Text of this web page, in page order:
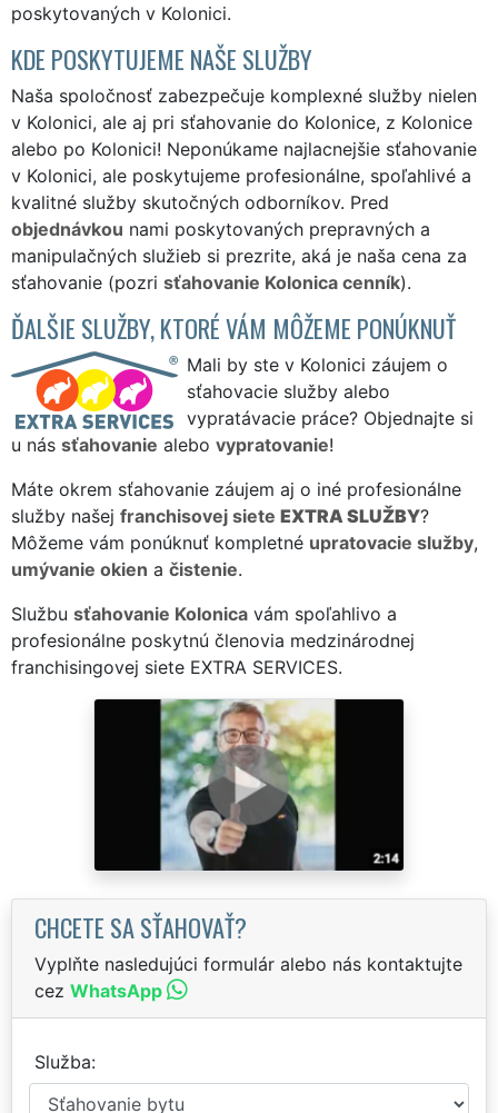
poskytovaných v Kolonici.
KDE POSKYTUJEME NAŠE SLUŽBY
Naša spoločnosť zabezpečuje komplexné služby nielen
v Kolonici, ale aj pri sťahovanie do Kolonice, z Kolonice
alebo po Kolonici! Neponúkame najlacnejšie sťahovanie
v Kolonici, ale poskytujeme profesionálne, spoľahlivé a
kvalitné služby skutočných odborníkov. Pred
objednávkou nami poskytovaných prepravných a
manipulačných služieb si prezrite, aká je naša cena za
sťahovanie (pozri sťahovanie Kolonica cenník).
ĎALŠIE SLUŽBY, KTORÉ VÁM MÔŽEME PONÚKNUŤ
Mali by ste v Kolonici záujem o
sťahovacie služby alebo
vypratávacie práce? Objednajte si
u nás sťahovanie alebo vypratovanie!
Máte okrem sťahovanie záujem aj o iné profesionálne
služby našej franchisovej siete EXTRA SLUŽBY?
Môžeme vám ponúknuť kompletné upratovacie služby,
umývanie okien a čistenie.
Službu sťahovanie Kolonica vám spoľahlivo a
profesionálne poskytnú členovia medzinárodnej
franchisingovej siete EXTRA SERVICES.
CHCETE SA SŤAHOVAŤ?
Vyplňte nasledujúci formulár alebo nás kontaktujte
cez WhatsApp
Služba